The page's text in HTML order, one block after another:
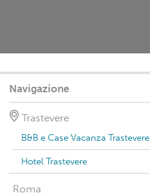
Navigazione
Trastevere
B&B e Case Vacanza Trastevere
Hotel Trastevere
Roma